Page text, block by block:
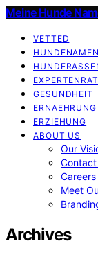
Meine Hunde
VETTED
HUNDENAMEN
EXPERTENRAT
GESUNDHEIT
ERNAEHRUNG
ERZIEHUNG
ABOUT US
Our
Contact
Meet
Archives